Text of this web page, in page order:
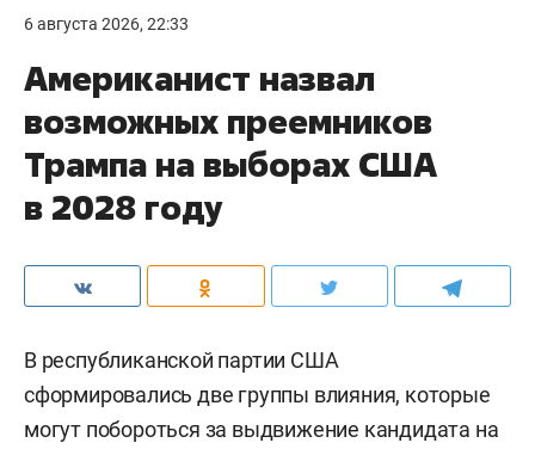
6 августа 2026, 22:33
Американист назвал
возможных преемников
Трампа на выборах США
в 2028 году
В республиканской партии США
сформировались две группы влияния, которые
могут побороться за выдвижение кандидата на